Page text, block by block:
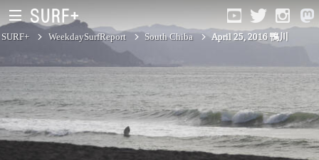
South Ibaraki
North Chiba
SURF+ WeekdaySurfReport South Chiba April 25, 2016 鴨川